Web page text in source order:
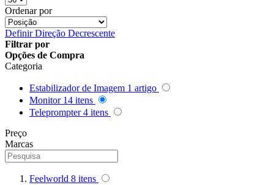
Photo Facility
Queenie
Quenox
Ripoint
Sekonic
Selens
Ordenar por
Definir Direção Decrescente
Filtrar por
Opções de Compra
Categoria
Estabilizador de Imagem 1 artigo
Monitor 14 itens
Teleprompter 4 itens
Preço
Marcas
Feelworld 8 itens